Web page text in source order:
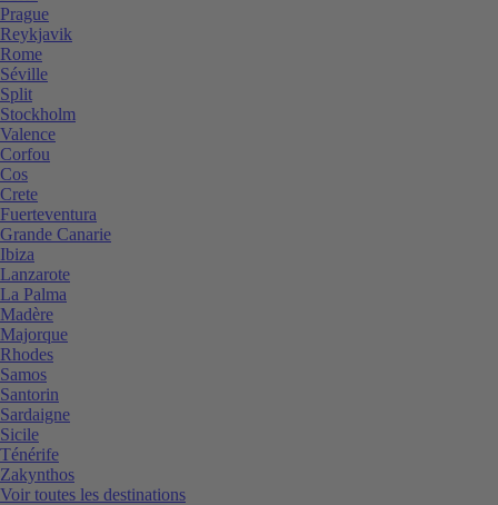
Prague
Reykjavik
Rome
Séville
Split
Stockholm
Valence
Corfou
Cos
Crete
Fuerteventura
Grande Canarie
Ibiza
Lanzarote
La Palma
Madère
Majorque
Rhodes
Samos
Santorin
Sardaigne
Sicile
Ténérife
Zakynthos
Voir toutes les destinations